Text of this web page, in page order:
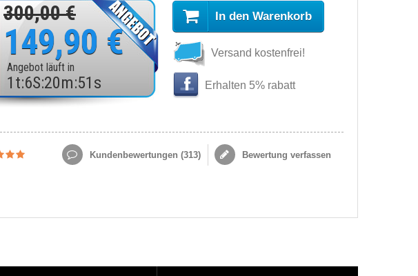
300,00 €
149,90 €
Angebot läuft in
1 t:6S:20m:49 s
In den Warenkorb
Versand kostenfrei!
Erhalten 5% rabatt
Kundenbewertungen (313) Bewertung verfassen